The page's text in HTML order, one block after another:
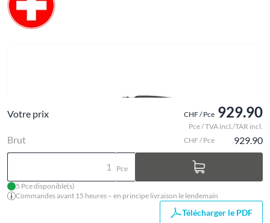
Votre prix CHF / Pce 929.90
Pce / TVA incl./TAR incl.
Brut CHF / Pce 929.90
Pce
5 Pce disponible(s)
Commandes avant 15 heures – en principe livraison le lendemain
Télécharger le PDF